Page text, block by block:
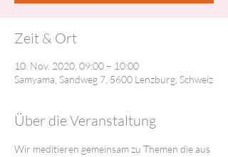
Zeit & Ort
10. Nov. 2020, 09:00 – 10:00
Samyama, Sandweg 7, 5600 Lenzburg, Schweiz
Über die Veranstaltung
Wir meditieren gemeinsam zu Themen die aus